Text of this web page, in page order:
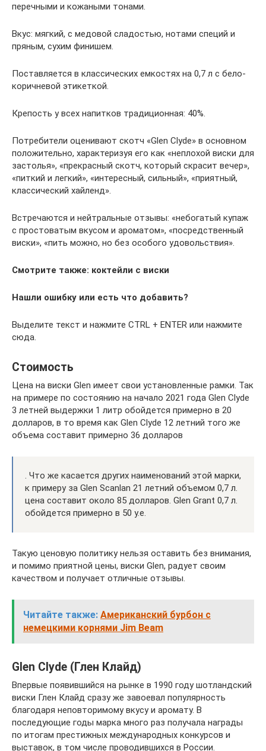
перечными и кожаными тонами.
Вкус: мягкий, с медовой сладостью, нотами специй и
пряным, сухим финишем.
Поставляется в классических емкостях на 0,7 л с бело-
коричневой этикеткой.
Крепость у всех напитков традиционная: 40%.
Потребители оценивают скотч «Glen Clyde» в основном
положительно, характеризуя его как «неплохой виски для
застолья», «прекрасный скотч, который скрасит вечер»,
«питкий и легкий», «интересный, сильный», «приятный,
классический хайленд».
Встречаются и нейтральные отзывы: «небогатый купаж
с простоватым вкусом и ароматом», «посредственный
виски», «пить можно, но без особого удовольствия».
Смотрите также: коктейли с виски
Нашли ошибку или есть что добавить?
Выделите текст и нажмите CTRL + ENTER или нажмите
сюда.
Стоимость
Цена на виски Glen имеет свои установленные рамки. Так
на примере по состоянию на начало 2021 года Glen Clyde
3 летней выдержки 1 литр обойдется примерно в 20
долларов, в то время как Glen Clyde 12 летний того же
объема составит примерно 36 долларов
. Что же касается других наименований этой марки,
к примеру за Glen Scanlan 21 летний объемом 0,7 л.
цена составит около 85 долларов. Glen Grant 0,7 л.
обойдется примерно в 50 у.е.
Такую ценовую политику нельзя оставить без внимания,
и помимо приятной цены, виски Glen, радует своим
качеством и получает отличные отзывы.
Читайте также: Американский бурбон с
немецкими корнями Jim Beam
Glen Clyde (Глен Клайд)
Впервые появившийся на рынке в 1990 году шотландский
виски Глен Клайд сразу же завоевал популярность
благодаря неповторимому вкусу и аромату. В
последующие годы марка много раз получала награды
по итогам престижных международных конкурсов и
выставок, в том числе проводившихся в России.